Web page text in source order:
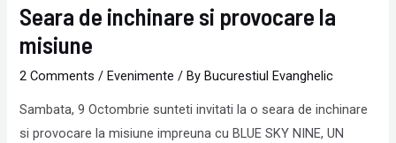
Seara de inchinare si provocare la
misiune
2 Comments /Evenimente / ByBucurestiul Evanghelic
Sambata, 9 Octombrie sunteti invitati la o seara de inchinare
si provocare la misiune impreuna cu BLUE SKY NINE, UN